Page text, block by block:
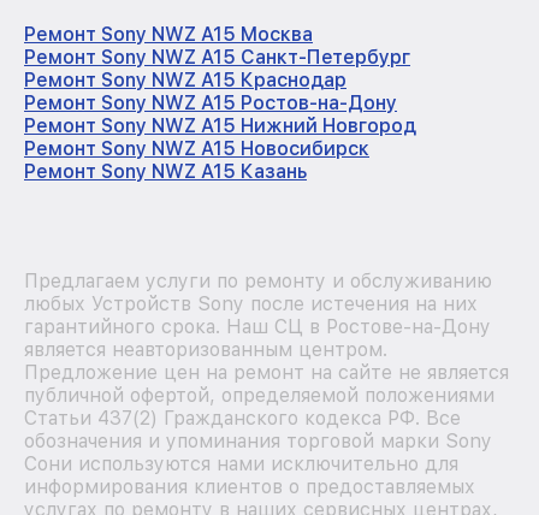
Ремонт Sony NWZ A15 Москва
Ремонт Sony NWZ A15 Санкт-Петербург
Ремонт Sony NWZ A15 Краснодар
Ремонт Sony NWZ A15 Ростов-на-Дону
Ремонт Sony NWZ A15 Нижний Новгород
Ремонт Sony NWZ A15 Новосибирск
Ремонт Sony NWZ A15 Казань
Предлагаем услуги по ремонту и обслуживанию
любых Устройств Sony после истечения на них
гарантийного срока. Наш СЦ в Ростове-на-Дону
является неавторизованным центром.
Предложение цен на ремонт на сайте не является
публичной офертой, определяемой положениями
Статьи 437(2) Гражданского кодекса РФ. Все
обозначения и упоминания торговой марки Sony
Сони используются нами исключительно для
информирования клиентов о предоставляемых
услугах по ремонту в наших сервисных центрах,